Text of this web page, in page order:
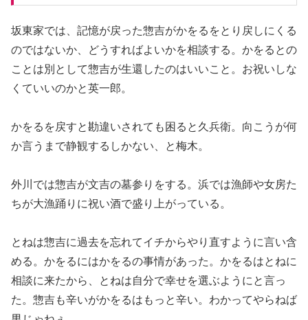
坂東家では、記憶が戻った惣吉がかをるをとり戻しにくる
のではないか、どうすればよいかを相談する。かをるとの
ことは別として惣吉が生還したのはいいこと。お祝いしな
くていいのかと英一郎。
かをるを戻すと勘違いされても困ると久兵衛。向こうが何
か言うまで静観するしかない、と梅木。
外川では惣吉が文吉の墓参りをする。浜では漁師や女房た
ちが大漁踊りに祝い酒で盛り上がっている。
とねは惣吉に過去を忘れてイチからやり直すように言い含
める。かをるにはかをるの事情があった。かをるはとねに
相談に来たから、とねは自分で幸せを選ぶようにと言っ
た。惣吉も辛いがかをるはもっと辛い。わかってやらねば